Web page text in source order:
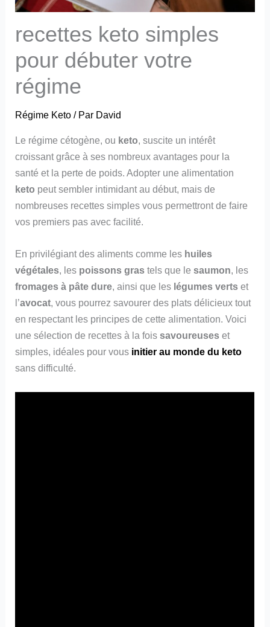
recettes keto simples
pour débuter votre
régime
Régime Keto / Par David
Le régime cétogène, ou keto, suscite un intérêt
croissant grâce à ses nombreux avantages pour la
santé et la perte de poids. Adopter une alimentation
keto peut sembler intimidant au début, mais de
nombreuses recettes simples vous permettront de faire
vos premiers pas avec facilité.
En privilégiant des aliments comme les huiles
végétales, les poissons gras tels que lesaumon, les
fromages à pâte dure, ainsi que les légumes verts et
l’avocat, vous pourrez savourer des plats délicieux tout
en respectant les principes de cette alimentation. Voici
une sélection de recettes à la foissavoureuses et
simples, idéales pour vous initier au monde du keto
sans difficulté.